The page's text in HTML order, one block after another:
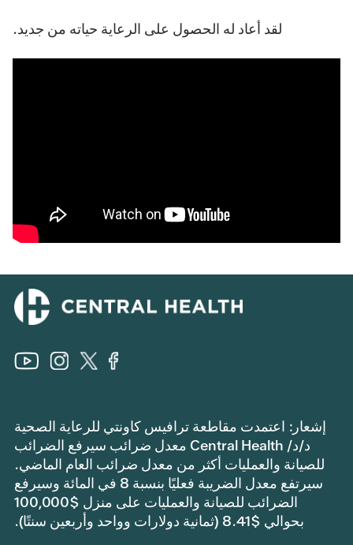
لقد أعاد له الحصول على الرعاية حياته من جديد.
إشعار: اعتمدت مقاطعة ترافيس كاونتي للرعاية الصحية
د/د/ Central Health معدل ضرائب سيرفع الضرائب
للصيانة والعمليات أكثر من معدل ضرائب العام الماضي.
سيرتفع معدل الضريبة فعليًا بنسبة 8 في المائة وسيرفع
الضرائب للصيانة والعمليات على منزل $100,000
بحوالي $8.41 (ثمانية دولارات وواحد وأربعين سنتًا).